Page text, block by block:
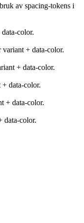
av spacing-tokens i
color.
+ data-color.
+ data-color.
data-color.
+ data-color.
data-color.